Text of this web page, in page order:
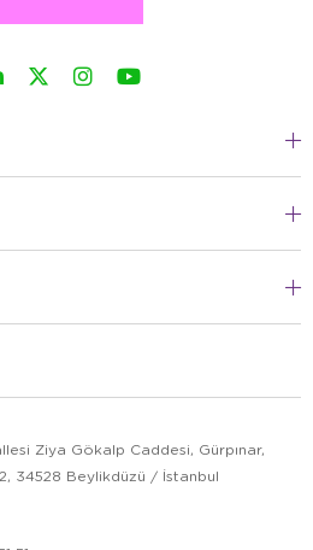
Ziya Gökalp Caddesi, Gürpınar,
34528 Beylikdüzü / İstanbul